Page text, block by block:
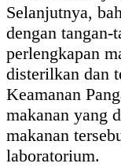
Selanjutnya,
dengan tangan-
perlengkapan
disterilkan dan
Keamanan
makanan yang
makanan
laboratorium.